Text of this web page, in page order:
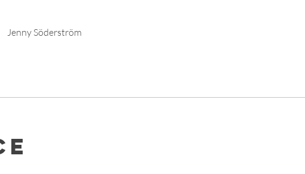
Jenny Söderström